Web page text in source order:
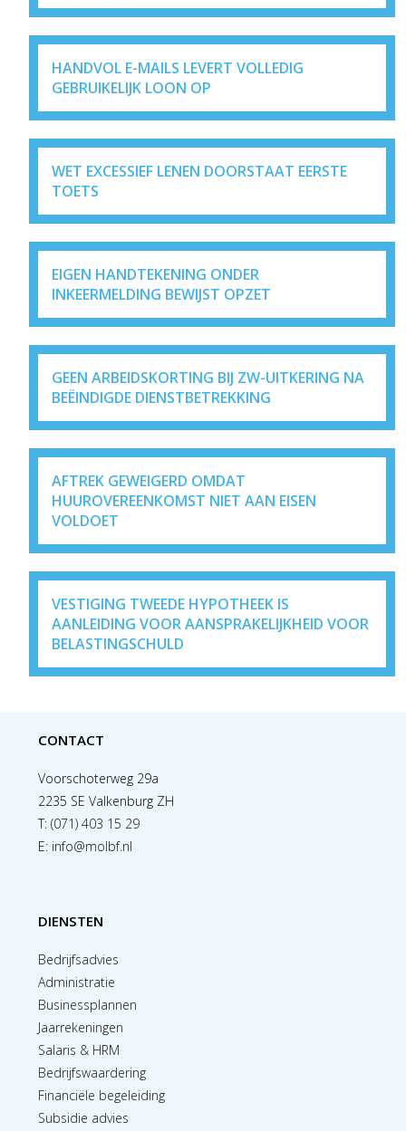
HANDVOL E-MAILS LEVERT VOLLEDIG
GEBRUIKELIJK LOON OP
WET EXCESSIEF LENEN DOORSTAAT EERSTE
TOETS
EIGEN HANDTEKENING ONDER
INKEERMELDING BEWIJST OPZET
GEEN ARBEIDSKORTING BIJ ZW-UITKERING NA
BEËINDIGDE DIENSTBETREKKING
AFTREK GEWEIGERD OMDAT
HUUROVEREENKOMST NIET AAN EISEN
VOLDOET
VESTIGING TWEEDE HYPOTHEEK IS
AANLEIDING VOOR AANSPRAKELIJKHEID VOOR
BELASTINGSCHULD
CONTACT
Voorschoterweg 29a
2235 SE Valkenburg ZH
T:(071) 403 15 29
E: info@molbf.nl
DIENSTEN
Bedrijfsadvies
Administratie
Businessplannen
Jaarrekeningen
Salaris & HRM
Bedrijfswaardering
Financiële begeleiding
Subsidie advies